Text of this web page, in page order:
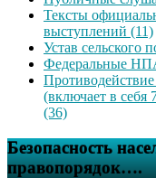
Тексты
выступлений (11)
Устав сельского
Федеральные
(включает в себя
(36)
Безопасность
правопорядок….